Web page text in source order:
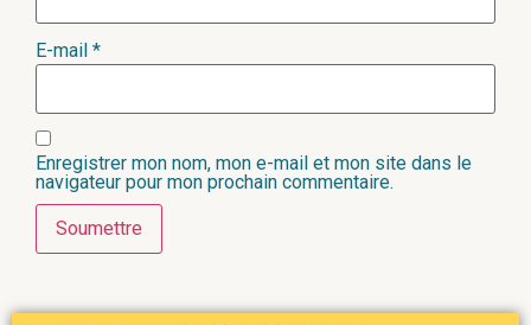
E-mail *
Enregistrer mon nom, mon e-mail et mon site dans le
navigateur pour mon prochain commentaire.